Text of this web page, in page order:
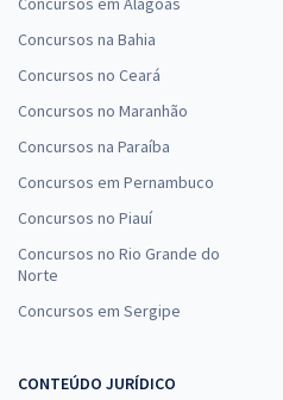
Concursos na Bahia
Concursos no Ceará
Concursos no Maranhão
Concursos na Paraíba
Concursos em Pernambuco
Concursos no Piauí
Concursos no Rio Grande do
Norte
Concursos em Sergipe
CONTEÚDO JURÍDICO